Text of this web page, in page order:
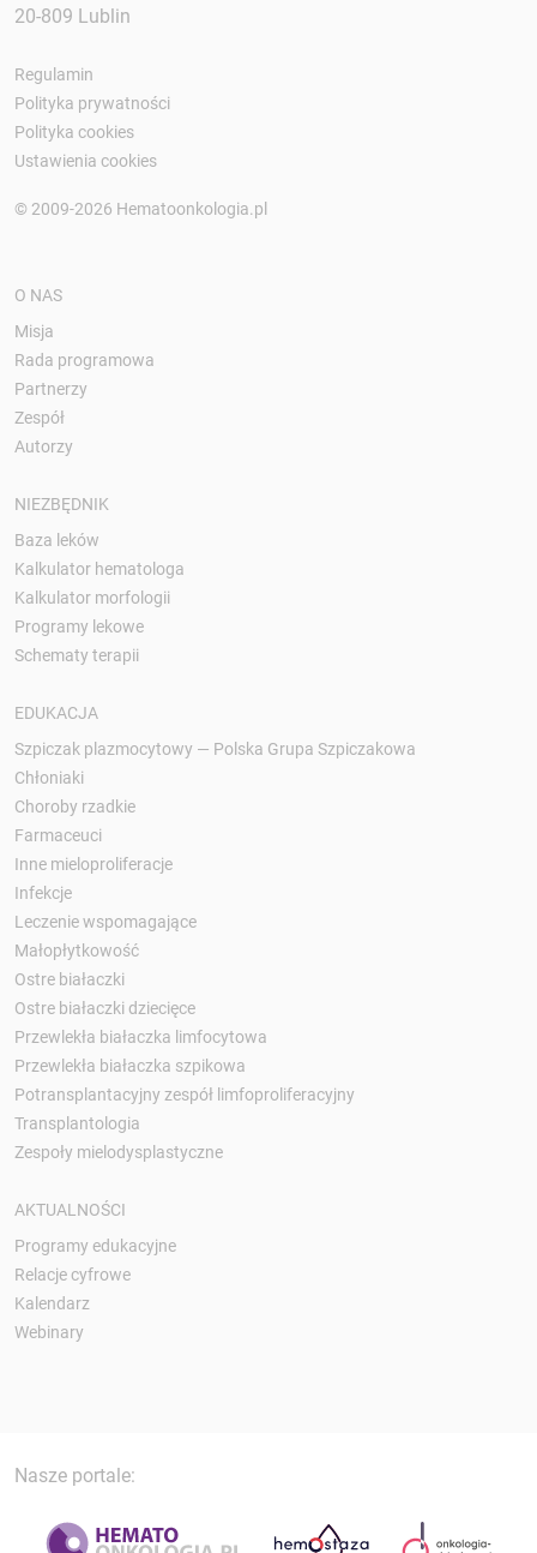
20-809 Lublin
Regulamin
Polityka prywatności
Polityka cookies
Ustawienia cookies
© 2009-2026 Hematoonkologia.pl
O NAS
Misja
Rada programowa
Partnerzy
Zespół
Autorzy
NIEZBĘDNIK
Baza leków
Kalkulator hematologa
Kalkulator morfologii
Programy lekowe
Schematy terapii
EDUKACJA
Szpiczak plazmocytowy — Polska Grupa Szpiczakowa
Chłoniaki
Choroby rzadkie
Farmaceuci
Inne mieloproliferacje
Infekcje
Leczenie wspomagające
Małopłytkowość
Ostre białaczki
Ostre białaczki dziecięce
Przewlekła białaczka limfocytowa
Przewlekła białaczka szpikowa
Potransplantacyjny zespół limfoproliferacyjny
Transplantologia
Zespoły mielodysplastyczne
AKTUALNOŚCI
Programy edukacyjne
Relacje cyfrowe
Kalendarz
Webinary
Nasze portale: